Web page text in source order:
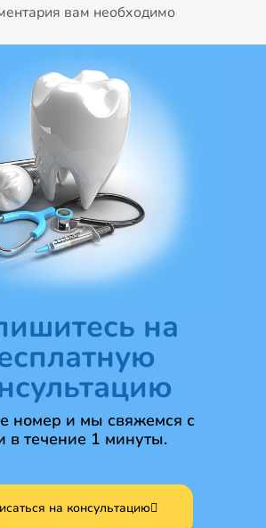
вам необходимо
на
номер и мы свяжемся с
в течение 1 минуты.
на консультацию